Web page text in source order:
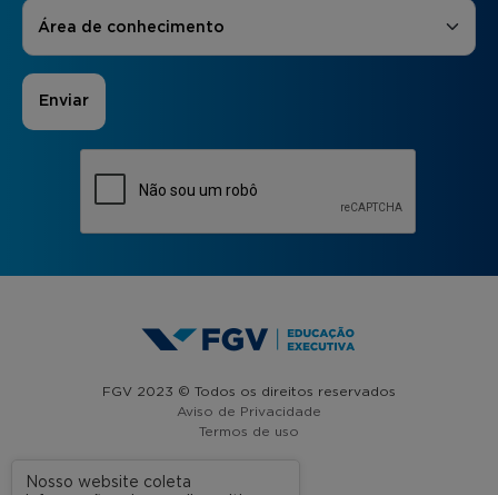
Áreas de Interesse
Área de conhecimento
FGV 2023 © Todos os direitos reservados
Aviso de Privacidade
Termos de uso
Nosso website coleta